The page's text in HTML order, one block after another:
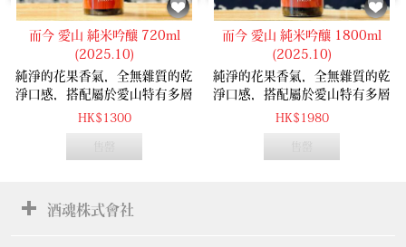
而今 愛山 純米吟釀 720ml
(2025.10)
純淨的花果香氣，全無雜質的乾
淨口感，搭配屬於愛山特有多層
次變化，必試作品！
HK$1300
而今 愛山 純米吟釀 1800ml
(2025.10)
純淨的花果香氣，全無雜質的乾
淨口感，搭配屬於愛山特有多層
次變化，必試作品！
HK$1980
酒魂株式會社